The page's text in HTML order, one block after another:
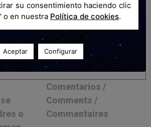
number / Téléphone
o
Comentarios /
Comments /
Commentaires
su consentimiento haciendo clic
o en nuestra Política de cookies.
Aceptar Configurar